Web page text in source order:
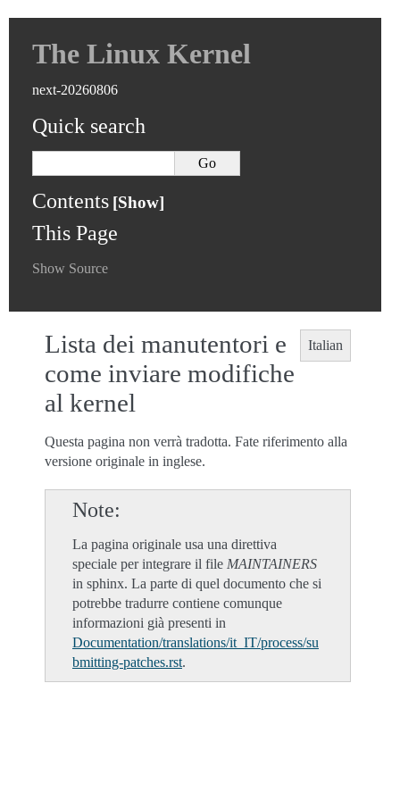
The Linux Kernel
next-20260806
Quick search
Contents
This Page
Show Source
Italian
Lista dei manutentori e
come inviare modifiche
al kernel
Questa pagina non verrà tradotta. Fate riferimento alla
versione originale in inglese.
Note
La pagina originale usa una direttiva
speciale per integrare il file MAINTAINERS
in sphinx. La parte di quel documento che si
potrebbe tradurre contiene comunque
informazioni già presenti in
Documentation/translations/it_IT/process/su
bmitting-patches.rst.